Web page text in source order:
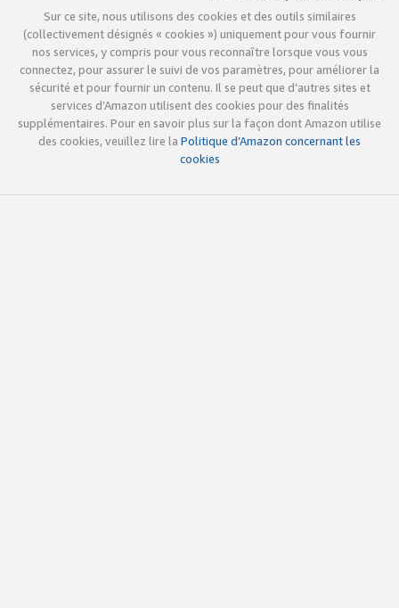
Sur ce site, nous utilisons des cookies et des outils similaires
(collectivement désignés « cookies ») uniquement pour vous fournir
nos services, y compris pour vous reconnaître lorsque vous vous
connectez, pour assurer le suivi de vos paramètres, pour améliorer la
sécurité et pour fournir un contenu. Il se peut que d’autres sites et
services d’Amazon utilisent des cookies pour des finalités
supplémentaires. Pour en savoir plus sur la façon dont Amazon utilise
des cookies, veuillez lire la Politique d’Amazon concernant les
cookies